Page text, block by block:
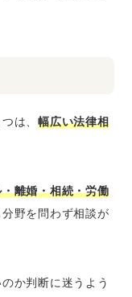
は、幅広い法律相
離婚・相続・労働
野を問わず相談が
か判断に迷うよう